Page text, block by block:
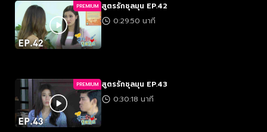
PREMIUM สูตรรักชุลมุน EP.42
0:29:50 นาที
PREMIUM สูตรรักชุลมุน EP.43
0:30:18 นาที